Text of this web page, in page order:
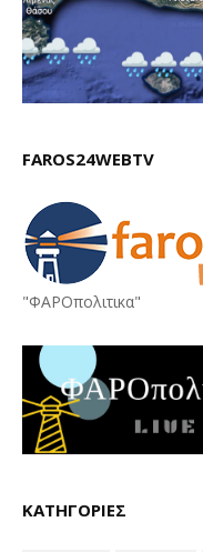
FAROS24WEBTV
"ΦΑΡΟπολιτικα"
ΚΑΤΗΓΟΡΙΕΣ